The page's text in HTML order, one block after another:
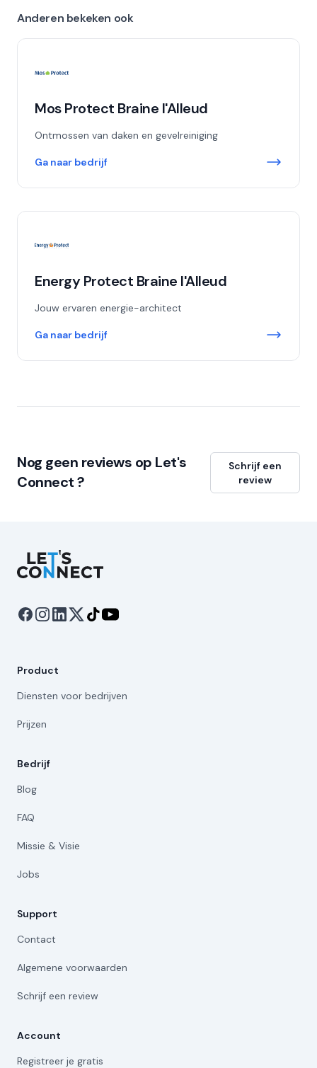
Anderen bekeken ook
Mos Protect Braine l'Alleud
Ontmossen van daken en gevelreiniging
Ga naar bedrijf
Energy Protect Braine l'Alleud
Jouw ervaren energie-architect
Ga naar bedrijf
Nog geen reviews op Let's
Connect ?
Schrijf een
review
Let's Connect
Product
Diensten voor bedrijven
Prijzen
Bedrijf
Blog
FAQ
Missie & Visie
Jobs
Support
Contact
Algemene voorwaarden
Schrijf een review
Account
Registreer je gratis